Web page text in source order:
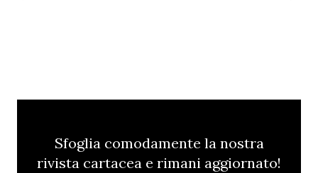
Sfoglia comodamente la nostra
rivista cartacea e rimani aggiornato!